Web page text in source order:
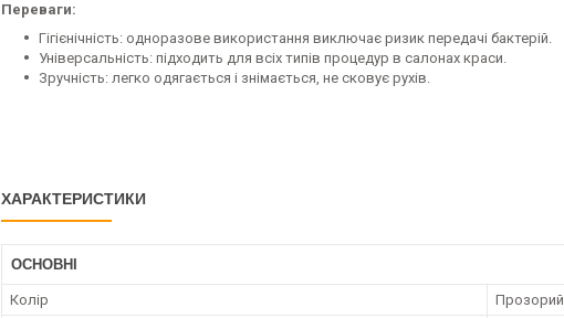
Переваги:
Гігієнічність: одноразове використання виключає ризик передачі бактерій.
Універсальність: підходить для всіх типів процедур в салонах краси.
Зручність: легко одягається і знімається, не сковує рухів.
ХАРАКТЕРИСТИКИ
ОСНОВНІ
Колір
Прозорий